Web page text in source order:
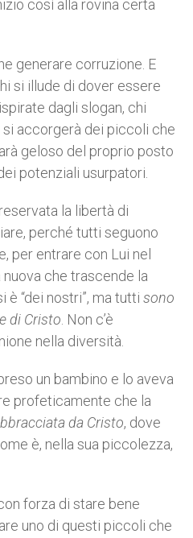
così alla rovina certa
generare corruzione. E
si illude di dover essere
dagli slogan, chi
accorgerà dei piccoli che
geloso del proprio posto
potenziali usurpatori.
la libertà di
perché tutti seguono
per entrare con Lui nel
nuova che trascende la
è “dei nostri”, ma tutti sono
di Cristo . Non c’è
nella diversità.
un bambino e lo aveva
profeticamente che la
da Cristo, dove
è, nella sua piccolezza,
forza di stare bene
uno di questi piccoli che